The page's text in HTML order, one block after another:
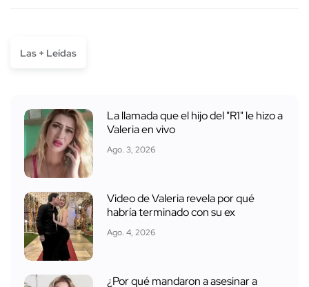
Las + Leídas
La llamada que el hijo del "R1" le hizo a
Valeria en vivo
Ago. 3, 2026
Video de Valeria revela por qué
habría terminado con su ex
Ago. 4, 2026
¿Por qué mandaron a asesinar a